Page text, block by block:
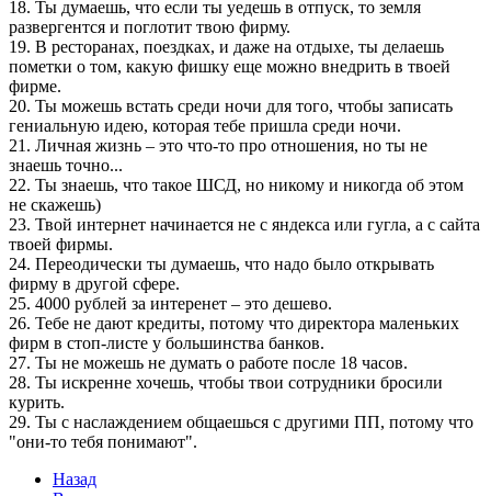
18. Ты думаешь, что если ты уедешь в отпуск, то земля
развергентся и поглотит твою фирму.
19. В ресторанах, поездках, и даже на отдыхе, ты делаешь
пометки о том, какую фишку еще можно внедрить в твоей
фирме.
20. Ты можешь встать среди ночи для того, чтобы записать
гениальную идею, которая тебе пришла среди ночи.
21. Личная жизнь – это что-то про отношения, но ты не
знаешь точно...
22. Ты знаешь, что такое ШСД, но никому и никогда об этом
не скажешь)
23. Твой интернет начинается не с яндекса или гугла, а с сайта
твоей фирмы.
24. Переодически ты думаешь, что надо было открывать
фирму в другой сфере.
25. 4000 рублей за интеренет – это дешево.
26. Тебе не дают кредиты, потому что директора маленьких
фирм в стоп-листе у большинства банков.
27. Ты не можешь не думать о работе после 18 часов.
28. Ты искренне хочешь, чтобы твои сотрудники бросили
курить.
29. Ты с наслаждением общаешься с другими ПП, потому что
"они-то тебя понимают".
Назад